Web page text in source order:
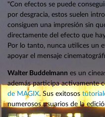
"Con efectos se puede
por desgracia, estos suelen
consiguen una impresión sin
directamente del efecto que
Por lo tanto, nunca utilices un
apoyar el mensaje
Walter Buddelmann es un
además participa activamente
de MAGIX. Sus exitosos
numerosos usuarios de la